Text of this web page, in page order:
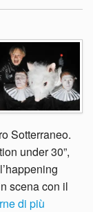
Sotterraneo.
under 30”,
scena con il
di più